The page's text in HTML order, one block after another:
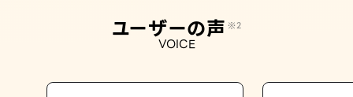
ユーザーの声 ※2
VOICE